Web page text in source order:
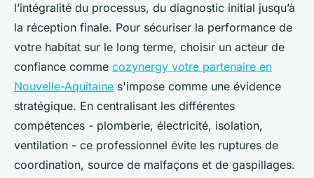
l’intégralité du processus, du diagnostic initial jusqu’à
la réception finale. Pour sécuriser la performance de
votre habitat sur le long terme, choisir un acteur de
confiance comme cozynergy votre partenaire en
Nouvelle-Aquitaine s'impose comme une évidence
stratégique. En centralisant les différentes
compétences - plomberie, électricité, isolation,
ventilation - ce professionnel évite les ruptures de
coordination, source de malfaçons et de gaspillages.